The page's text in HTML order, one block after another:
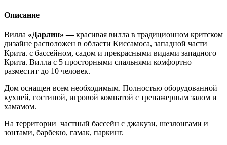
Описание
Вилла «Дарлин» —красивая вилла в традиционном критском
дизайне расположен в области Киссамоса, западной части
Крита. с бассейном, садом и прекрасными видами западного
Крита. Вилла с 5 просторными спальнями комфортно
разместит до 10 человек.
Дом оснащен всем необходимым. Полностью оборудованной
кухней, гостиной, игровой комнатой с тренажерным залом и
хамамом.
На территории частный бассейн с джакузи, шезлонгами и
зонтами, барбекю, гамак, паркинг.